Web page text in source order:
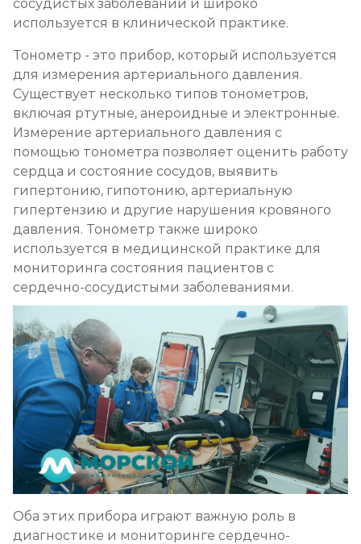
сосудистых заболеваний и широко
используется в клинической практике.
Тонометр - это прибор, который используется
для измерения артериального давления.
Существует несколько типов тонометров,
включая ртутные, анероидные и электронные.
Измерение артериального давления с
помощью тонометра позволяет оценить работу
сердца и состояние сосудов, выявить
гипертонию, гипотонию, артериальную
гипертензию и другие нарушения кровяного
давления. Тонометр также широко
используется в медицинской практике для
мониторинга состояния пациентов с
сердечно-сосудистыми заболеваниями.
Оба этих прибора играют важную роль в
диагностике и мониторинге сердечно-